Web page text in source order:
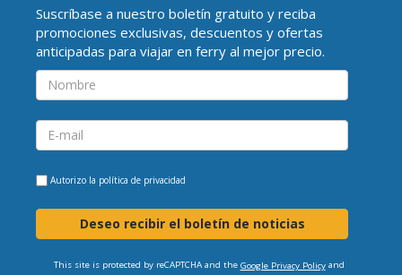
Suscríbase a nuestro boletín gratuito y reciba
promociones exclusivas, descuentos y ofertas
anticipadas para viajar en ferry al mejor precio.
Autorizo la política de privacidad
Deseo recibir el boletín de noticias
This site is protected by reCAPTCHA and the Google Privacy Policyand